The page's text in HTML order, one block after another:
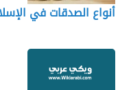
أنواع الصدقات في